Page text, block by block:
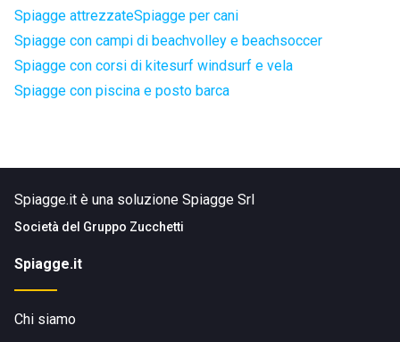
Spiagge attrezzateSpiagge per cani
Spiagge con campi di beachvolley e beachsoccer
Spiagge con corsi di kitesurf windsurf e vela
Spiagge con piscina e posto barca
Spiagge.it è una soluzione Spiagge Srl
Società del Gruppo Zucchetti
Spiagge.it
Chi siamo